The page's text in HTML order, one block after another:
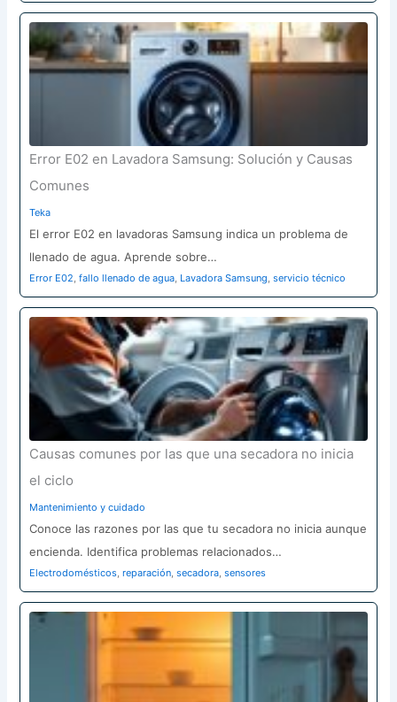
Error E02 en Lavadora Samsung: Solución y Causas
Comunes
Teka
El error E02 en lavadoras Samsung indica un problema de
llenado de agua. Aprende sobre…
Error E02,fallo llenado de agua, Lavadora Samsung,servicio técnico
Causas comunes por las que una secadora no inicia
el ciclo
Mantenimiento y cuidado
Conoce las razones por las que tu secadora no inicia aunque
encienda. Identifica problemas relacionados…
Electrodomésticos,reparación,secadora,sensores